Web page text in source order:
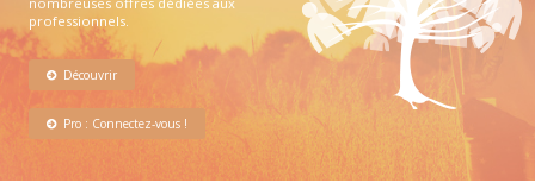
professionnels.
Découvrir
Pro : Connectez-vous !